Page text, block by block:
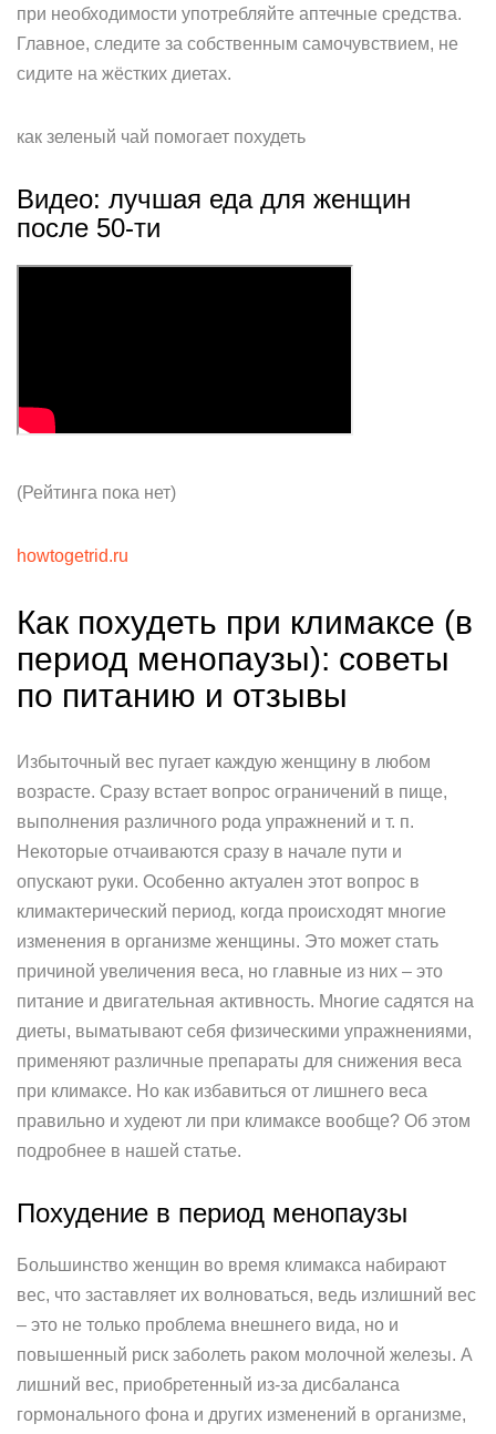
при необходимости употребляйте аптечные средства.
Главное, следите за собственным самочувствием, не
сидите на жёстких диетах.
как зеленый чай помогает похудеть
Видео: лучшая еда для женщин
после 50-ти
(Рейтинга пока нет)
howtogetrid.ru
Как похудеть при климаксе (в
период менопаузы): советы
по питанию и отзывы
Избыточный вес пугает каждую женщину в любом
возрасте. Сразу встает вопрос ограничений в пище,
выполнения различного рода упражнений и т. п.
Некоторые отчаиваются сразу в начале пути и
опускают руки. Особенно актуален этот вопрос в
климактерический период, когда происходят многие
изменения в организме женщины. Это может стать
причиной увеличения веса, но главные из них – это
питание и двигательная активность. Многие садятся на
диеты, выматывают себя физическими упражнениями,
применяют различные препараты для снижения веса
при климаксе. Но как избавиться от лишнего веса
правильно и худеют ли при климаксе вообще? Об этом
подробнее в нашей статье.
Похудение в период менопаузы
Большинство женщин во время климакса набирают
вес, что заставляет их волноваться, ведь излишний вес
– это не только проблема внешнего вида, но и
повышенный риск заболеть раком молочной железы. А
лишний вес, приобретенный из-за дисбаланса
гормонального фона и других изменений в организме,